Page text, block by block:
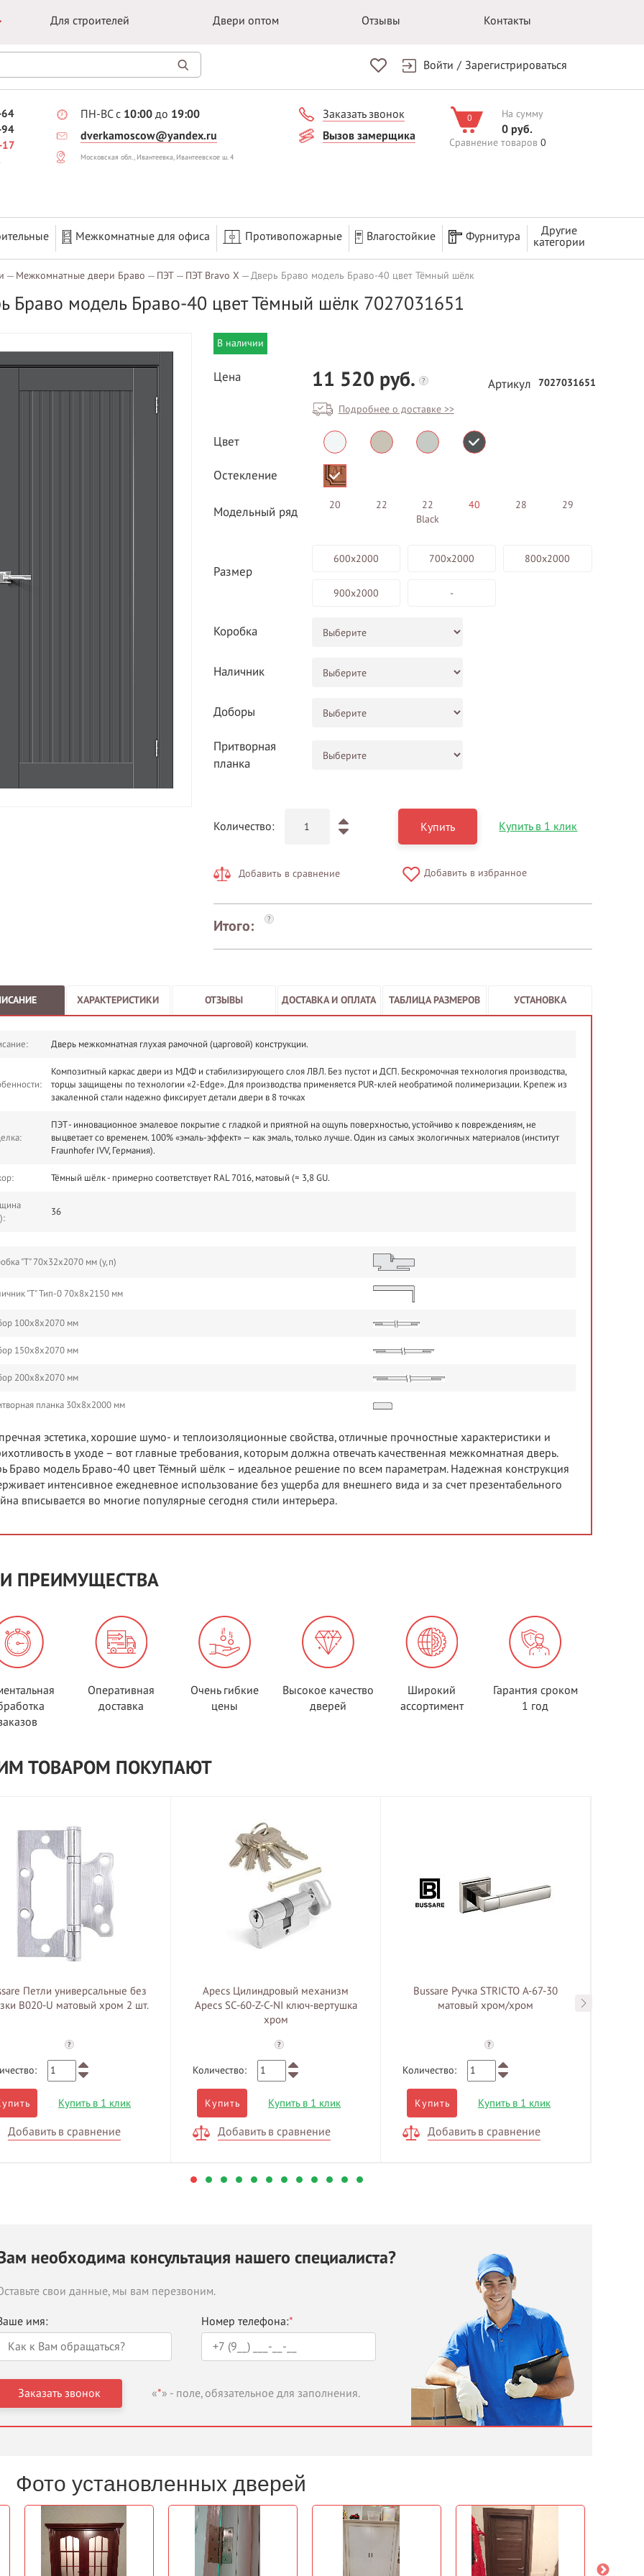
Для строителей Двери оптом Отзывы Контакты
Войти / Зарегистрироваться
ПН-ВС с 10:00 до 19:00
dverkamoscow@yandex.ru
Московская обл., Ивантеевка, Ивантеевское ш. 4
Заказать звонок
Вызов замерщика
0 На сумму
0 руб.
Сравнение товаров 0
Межкомнатные для офиса Противопожарные Влагостойкие Фурнитура
Другие
категории
Межкомнатные двери Браво ПЭТ ПЭТ Bravo X Дверь Браво модель Браво-40 цвет Тёмный шёлк
Краснодеревщик по
Браво модель Браво-40 цвет Тёмный шёлк 7027031651
В наличии
Цена 11 520 руб. ?
Подробнее о доставке >>
Артикул 7027031651
Цвет
Остекление
Модельный ряд
20 22
22
Black
40 28 29
Размер
600х2000 700х2000 800х2000
900х2000 -
Коробка
Наличник
Доборы
Притворная
планка
Количество: Купить Купить в 1 клик
Добавить в сравнение Добавить в избранное
Итого: ?
ХАРАКТЕРИСТИКИ ОТЗЫВЫ ДОСТАВКА И ОПЛАТА ТАБЛИЦА РАЗМЕРОВ УСТАНОВКА
Дверь межкомнатная глухая рамочной (царговой) конструкции.
Композитный каркас двери из МДФ и стабилизирующего слоя ЛВЛ. Без пустот и ДСП. Бескромочная технология производства,
торцы защищены по технологии «2-Edge». Для производства применяется PUR-клей необратимой полимеризации. Крепеж из
закаленной стали надежно фиксирует детали двери в 8 точках
ПЭТ - инновационное эмалевое покрытие c гладкой и приятной на ощупь поверхностью, устойчиво к повреждениям, не
выцветает со временем. 100% «эмаль-эффект» — как эмаль, только лучше. Один из самых экологичных материалов (институт
Fraunhofer IVV, Германия).
Тёмный шёлк - примерно соответствует RAL 7016, матовый (≈ 3,8 GU.
36
"Т" 70х32х2070 мм (у,п)
"Т" Тип-0 70х8х2150 мм
100х8х2070 мм
150х8х2070 мм
200х8х2070 мм
планка 30х8х2000 мм
эстетика, хорошие шумо- и теплоизоляционные свойства, отличные прочностные характеристики и
в уходе – вот главные требования, которым должна отвечать качественная межкомнатная дверь.
Браво модель Браво-40 цвет Тёмный шёлк – идеальное решение по всем параметрам. Надежная конструкция
интенсивное ежедневное использование без ущерба для внешнего вида и за счет презентабельного
вписывается во многие популярные сегодня стили интерьера.
ПРЕИМУЩЕСТВА
Оперативная
доставка
Очень гибкие
цены
Высокое качество
дверей
Широкий
ассортимент
Гарантия сроком
1 год
ТОВАРОМ ПОКУПАЮТ
Петли универсальные без
B020-U матовый хром 2 шт.
?
Купить в 1 клик
Добавить в сравнение
Apecs Цилиндровый механизм
Apecs SC-60-Z-C-NI ключ-вертушка
хром
?
Количество:
Купить Купить в 1 клик
Добавить в сравнение
Bussare Ручка STRICTO A-67-30
матовый хром/хром
?
Количество:
Купить Купить в 1 клик
Добавить в сравнение
необходима консультация нашего специалиста?
свои данные, мы вам перезвоним.
имя: Номер телефона:*
«*» - поле, обязательное для заполнения.
Фото установленных дверей